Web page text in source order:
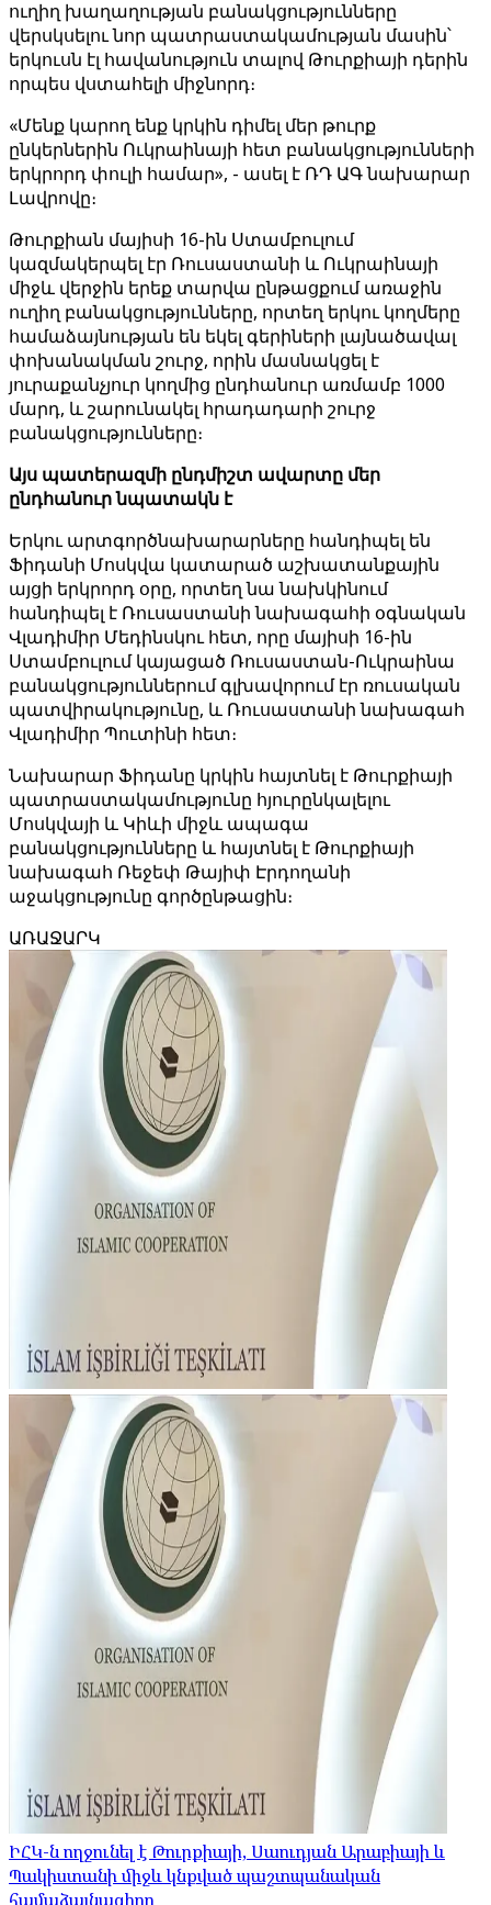
ուղիղ խաղաղության բանակցությունները
վերսկսելու նոր պատրաստակամության մասին՝
երկուսն էլ հավանություն տալով Թուրքիայի դերին
որպես վստահելի միջնորդ։
«Մենք կարող ենք կրկին դիմել մեր թուրք
ընկերներին Ուկրաինայի հետ բանակցությունների
երկրորդ փուլի համար», - ասել է ՌԴ ԱԳ նախարար
Լավրովը։
Թուրքիան մայիսի 16-ին Ստամբուլում
կազմակերպել էր Ռուսաստանի և Ուկրաինայի
միջև վերջին երեք տարվա ընթացքում առաջին
ուղիղ բանակցությունները, որտեղ երկու կողմերը
համաձայնության են եկել գերիների լայնածավալ
փոխանակման շուրջ, որին մասնակցել է
յուրաքանչյուր կողմից ընդհանուր առմամբ 1000
մարդ, և շարունակել հրադադարի շուրջ
բանակցությունները։
Այս պատերազմի ընդմիշտ ավարտը մեր
ընդհանուր նպատակն է
Երկու արտգործնախարարները հանդիպել են
Ֆիդանի Մոսկվա կատարած աշխատանքային
այցի երկրորդ օրը, որտեղ նա նախկինում
հանդիպել է Ռուսաստանի նախագահի օգնական
Վլադիմիր Մեդինսկու հետ, որը մայիսի 16-ին
Ստամբուլում կայացած Ռուսաստան-Ուկրաինա
բանակցություններում գլխավորում էր ռուսական
պատվիրակությունը, և Ռուսաստանի նախագահ
Վլադիմիր Պուտինի հետ։
Նախարար Ֆիդանը կրկին հայտնել է Թուրքիայի
պատրաստակամությունը հյուրընկալելու
Մոսկվայի և Կիևի միջև ապագա
բանակցությունները և հայտնել է Թուրքիայի
նախագահ Ռեջեփ Թայիփ Էրդողանի
աջակցությունը գործընթացին։
ԱՌԱՋԱՐԿ
ԻՀԿ-ն ողջունել է Թուրքիայի, Սաուդյան Արաբիայի և
Պակիստանի միջև կնքված պաշտպանական
համաձայնագիրը